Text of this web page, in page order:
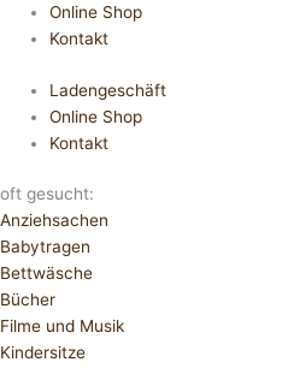
Online Shop
Kontakt
Ladengeschäft
Online Shop
Kontakt
oft gesucht:
Anziehsachen
Babytragen
Bettwäsche
Bücher
Filme und Musik
Kindersitze